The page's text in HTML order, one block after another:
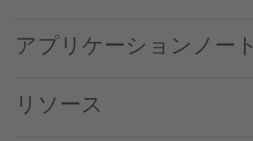
アプリケーションノート
リソース